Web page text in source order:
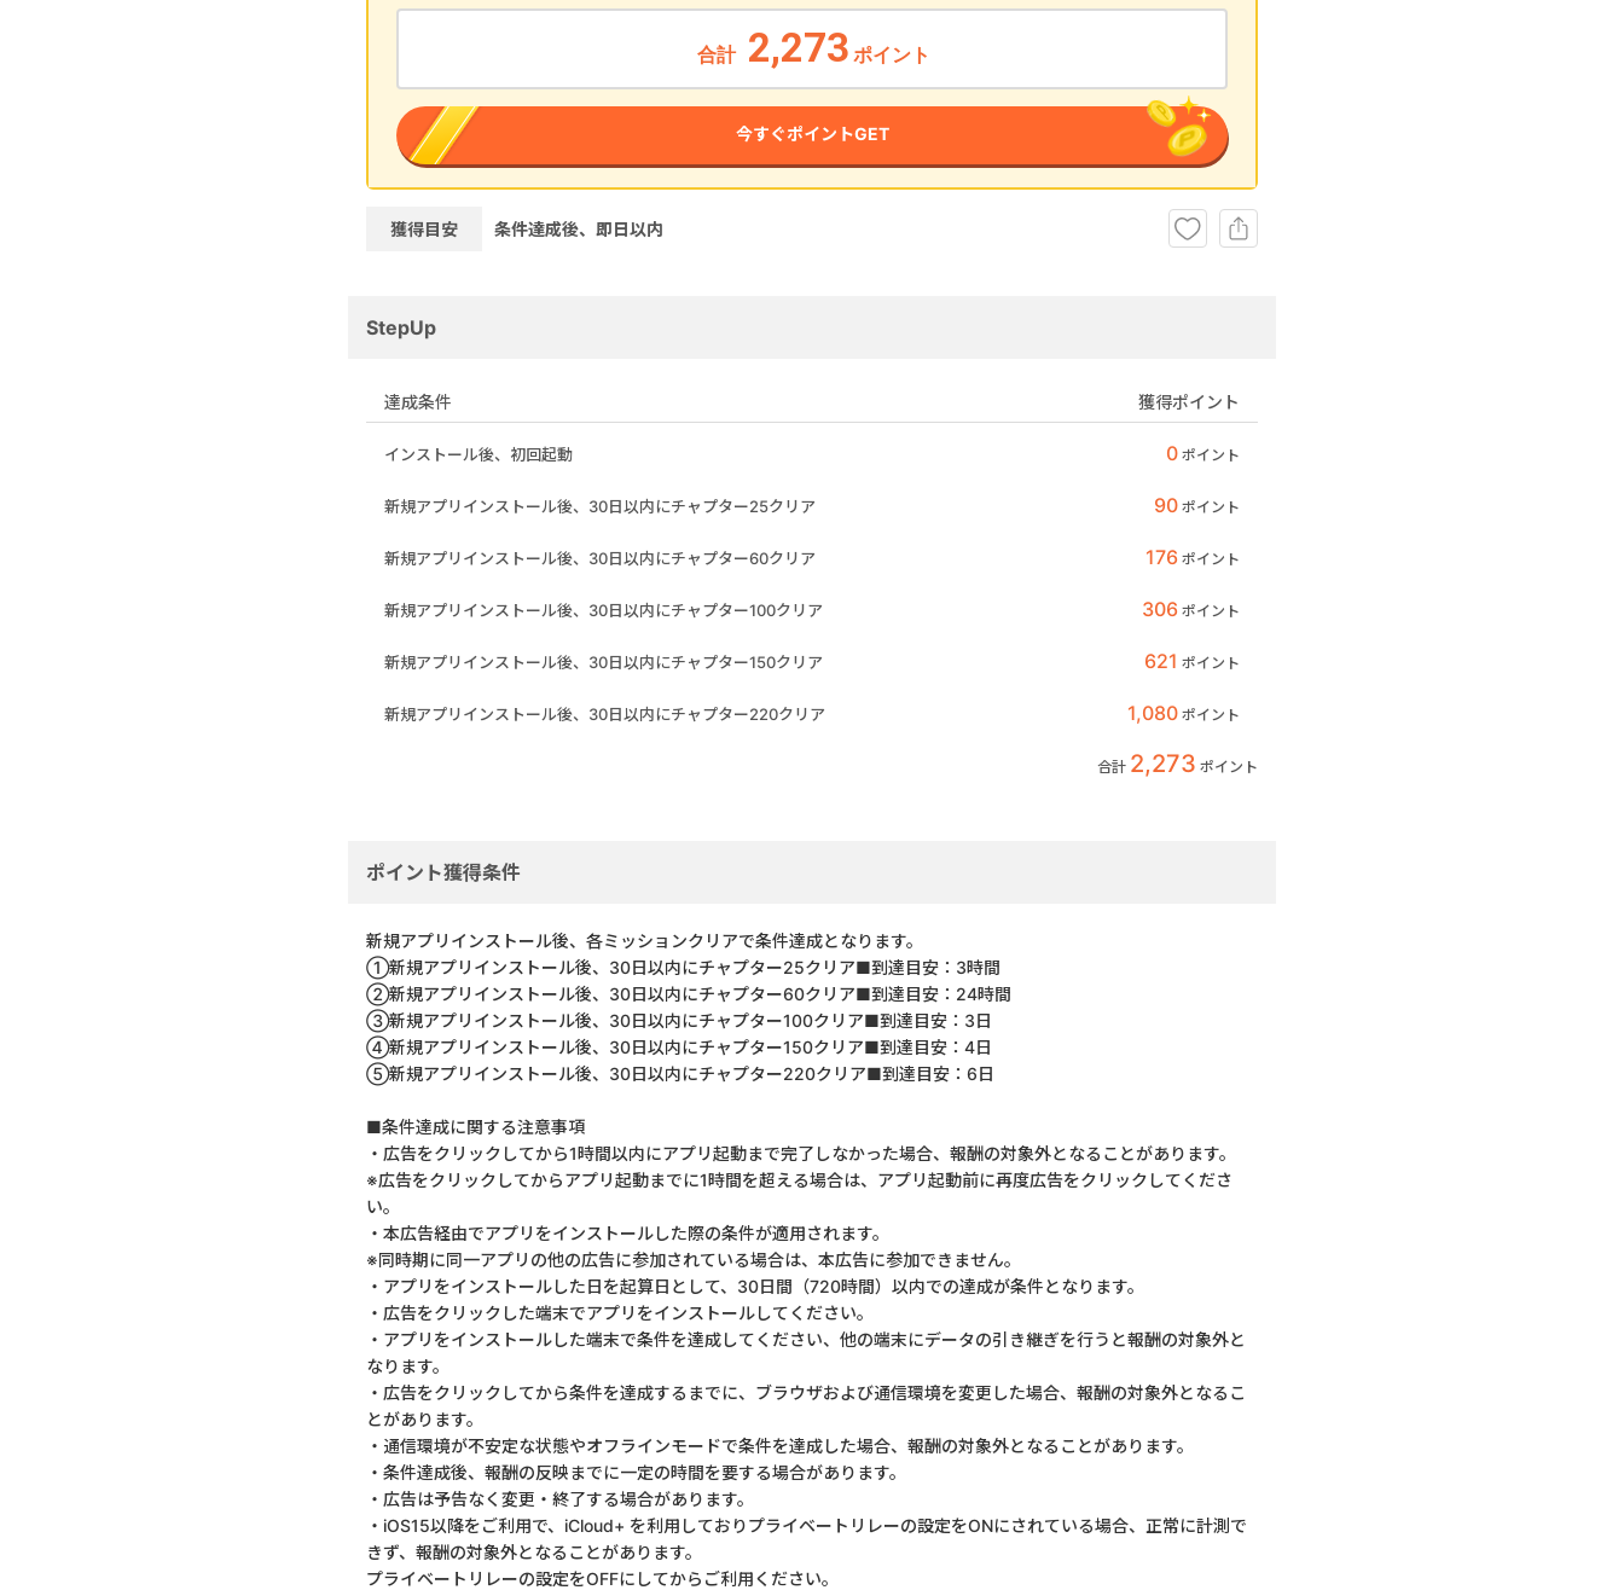
合計 2,273 ポイント
今すぐポイントGET
獲得目安 条件達成後、即日以内
StepUp
達成条件 獲得ポイント
インストール後、初回起動 0 ポイント
新規アプリインストール後、30日以内にチャプター25クリア 90 ポイント
新規アプリインストール後、30日以内にチャプター60クリア 176 ポイント
新規アプリインストール後、30日以内にチャプター100クリア 306 ポイント
新規アプリインストール後、30日以内にチャプター150クリア 621 ポイント
新規アプリインストール後、30日以内にチャプター220クリア 1,080 ポイント
合計 2,273 ポイント
ポイント獲得条件
新規アプリインストール後、各ミッションクリアで条件達成となります。
①新規アプリインストール後、30日以内にチャプター25クリア■到達目安：3時間
②新規アプリインストール後、30日以内にチャプター60クリア■到達目安：24時間
③新規アプリインストール後、30日以内にチャプター100クリア■到達目安：3日
④新規アプリインストール後、30日以内にチャプター150クリア■到達目安：4日
⑤新規アプリインストール後、30日以内にチャプター220クリア■到達目安：6日
■条件達成に関する注意事項
・広告をクリックしてから1時間以内にアプリ起動まで完了しなかった場合、報酬の対象外となることがあります。
※広告をクリックしてからアプリ起動までに1時間を超える場合は、アプリ起動前に再度広告をクリックしてくださ
い。
・本広告経由でアプリをインストールした際の条件が適用されます。
※同時期に同一アプリの他の広告に参加されている場合は、本広告に参加できません。
・アプリをインストールした日を起算日として、30日間（720時間）以内での達成が条件となります。
・広告をクリックした端末でアプリをインストールしてください。
・アプリをインストールした端末で条件を達成してください、他の端末にデータの引き継ぎを行うと報酬の対象外と
なります。
・広告をクリックしてから条件を達成するまでに、ブラウザおよび通信環境を変更した場合、報酬の対象外となるこ
とがあります。
・通信環境が不安定な状態やオフラインモードで条件を達成した場合、報酬の対象外となることがあります。
・条件達成後、報酬の反映までに一定の時間を要する場合があります。
・広告は予告なく変更・終了する場合があります。
・iOS15以降をご利用で、iCloud+ を利用しておりプライベートリレーの設定をONにされている場合、正常に計測で
きず、報酬の対象外となることがあります。
プライベートリレーの設定をOFFにしてからご利用ください。